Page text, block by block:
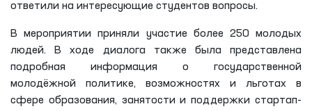
культуры и охраны окружающей среды. Эксперты дали
практические советы на основе жизненных примеров и
ответили на интересующие студентов вопросы.
В мероприятии приняли участие более 250 молодых
людей. В ходе диалога также была представлена
подробная информация о государственной